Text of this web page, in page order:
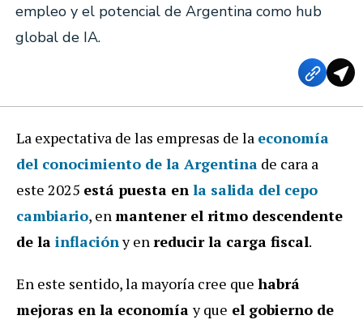
empleo y el potencial de Argentina como hub
global de IA.
La expectativa de las empresas de la economía
del conocimiento de la Argentina de cara a
este 2025 está puesta en la salida del cepo
cambiario, enmantener el ritmo descendente
de la inflacióny enreducir la carga fiscal.
En este sentido, la mayoría cree que habrá
mejoras en la economíay que el gobierno de